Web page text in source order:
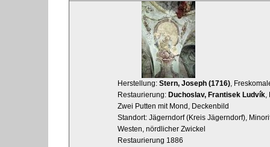
Herstellung: Stern, Joseph (1716),
Restaurierung: Duchoslav, Frantisek Ludvík,
Zwei Putten mit Mond, Deckenbild
Standort: Jägerndorf (Kreis Jägerndorf),
Westen, nördlicher Zwickel
Restaurierung 1886